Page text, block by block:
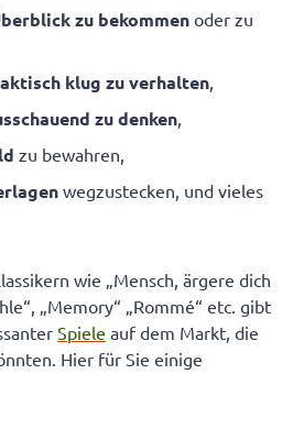
zu bekommen oder zu
klug zu verhalten,
zu denken,
zu bewahren,
wegzustecken, und vieles
wie „Mensch, ärgere dich
„Memory“ „Rommé“ etc. gibt
Spiele auf dem Markt, die
Hier für Sie einige